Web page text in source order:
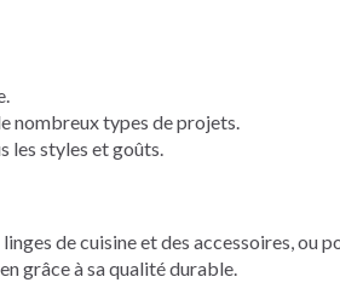
nombreux types de projets.
les styles et goûts.
de cuisine et des accessoires, ou
grâce à sa qualité durable.